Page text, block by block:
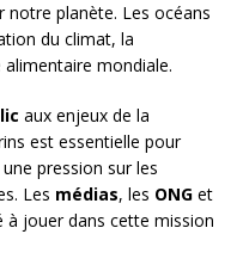
notre planète. Les océans
du climat, la
mondiale.
aux enjeux de la
est essentielle pour
pression sur les
Les médias, les ONG et
à jouer dans cette mission